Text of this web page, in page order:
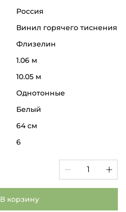
Россия
Винил горячего тиснения
Флизелин
1.06 м
10.05 м
Однотонные
Белый
64 см
6
В корзину